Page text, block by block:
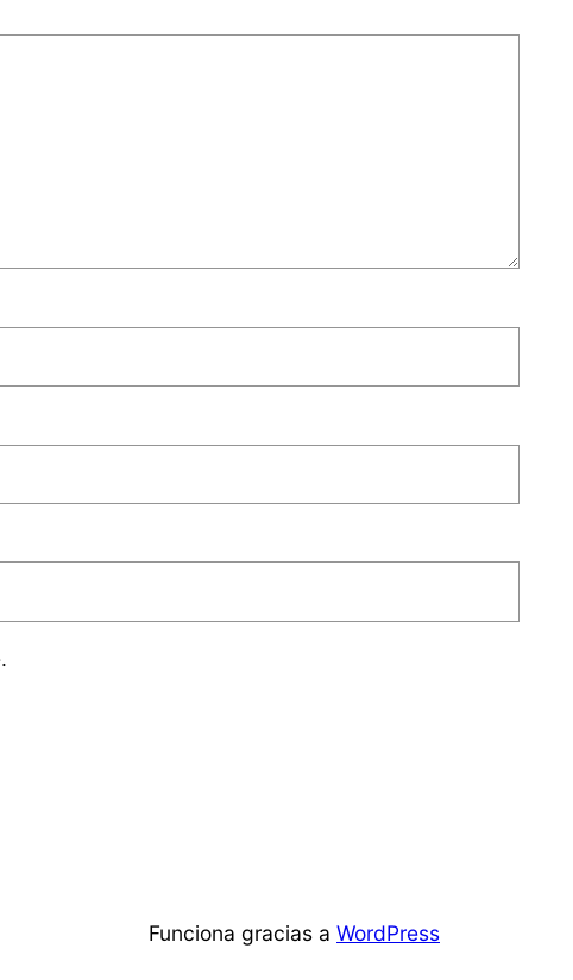
Funciona gracias a WordPress